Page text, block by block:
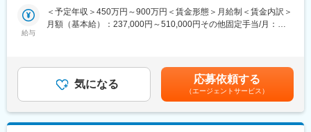
す。そのような技術が身につくことも当社の魅力！
ンス」をワンストップで提供している会社です。 テナント、オフ
ィスビル、マンション、病院、工場、食品プラント、環境プラン
ト、水処理施設等の設備、建設に関わる事業を展開しています。
「設計・加工・施工・管理・メンテナンス」までを工程をワンス
◎年間休日125日・月平均残業15時間。暮らしと仕事の両立を実
現
◎技術士・RCCM保有者が多数在籍と、切磋琢磨できる技術者集
場環境
■業務内容：
給与
＜予定年収＞450万円～900万円＜賃金形態＞月給制＜賃金内訳＞
月額（基本給）：237,000円～510,000円その他固定手当/月：
その他固定手当：・住宅手当8,000円～20,000円・資格手当5,000
円～20,000円賃金はあくまでも目安の金額であり、選考を通じて
上下する可能性があります。月給(月額)は固定手当を含めた表記で
す。
気になる 応募依頼する
（エージェントサービス）